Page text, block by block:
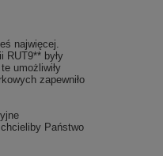
najwięcej.
RUT9** były
umożliwiły
zapewniło
Państwo